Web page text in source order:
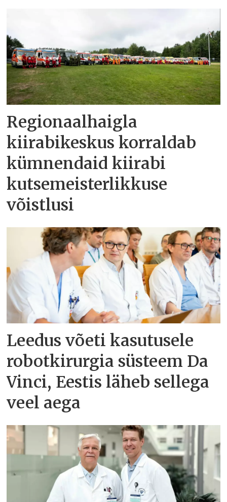
Regionaalhaigla
kiirabikeskus korraldab
kümnendaid kiirabi
kutsemeisterlikkuse
võistlusi
Leedus võeti kasutusele
robotkirurgia süsteem Da
Vinci, Eestis läheb sellega
veel aega